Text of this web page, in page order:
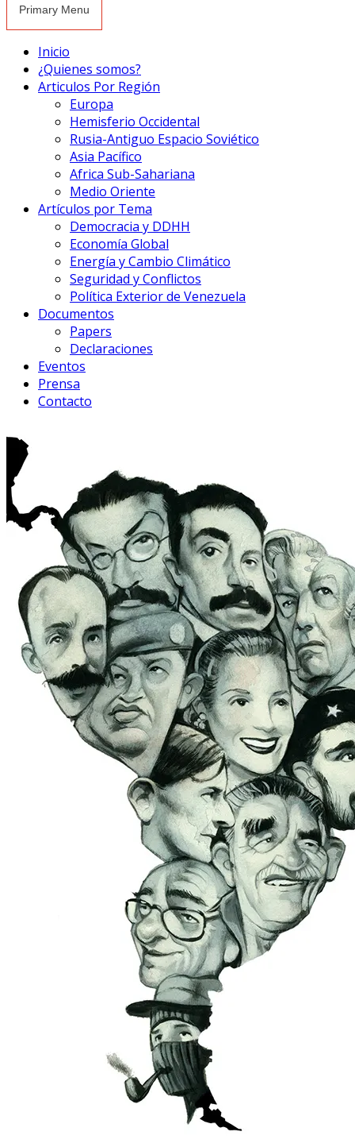
Primary Menu
Inicio
¿Quienes somos?
Articulos Por Región
Europa
Hemisferio Occidental
Rusia-Antiguo Espacio Soviético
Asia Pacífico
Africa Sub-Sahariana
Medio Oriente
Artículos por Tema
Democracia y DDHH
Economía Global
Energía y Cambio Climático
Seguridad y Conflictos
Política Exterior de Venezuela
Documentos
Papers
Declaraciones
Eventos
Prensa
Contacto